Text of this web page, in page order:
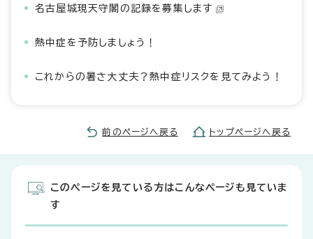
名古屋城現天守閣の記録を募集します
熱中症を予防しましょう！
これからの暑さ大丈夫？熱中症リスクを見てみよう！
前のページへ戻る トップページへ戻る
このページを見ている方はこんなページも見ていま
す